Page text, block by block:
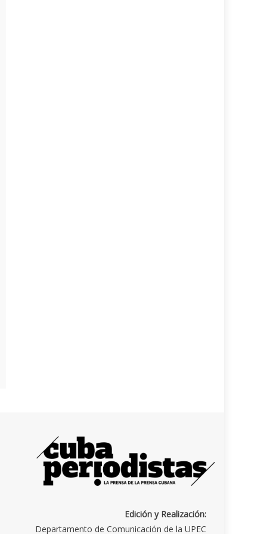
Edición y Realización:
Departamento de Comunicación de la UPEC